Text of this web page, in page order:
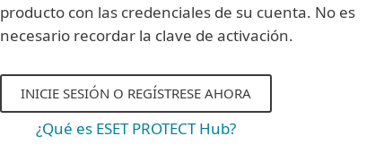
producto con las credenciales de su cuenta. No es
necesario recordar la clave de activación.
INICIE SESIÓN O REGÍSTRESE AHORA
¿Qué es ESET PROTECT Hub?